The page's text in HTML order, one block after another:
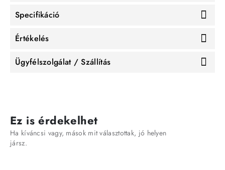
Specifikáció
Értékelés
Ügyfélszolgálat / Szállítás
Ez is érdekelhet
Ha kíváncsi vagy, mások mit választottak, jó helyen
jársz.